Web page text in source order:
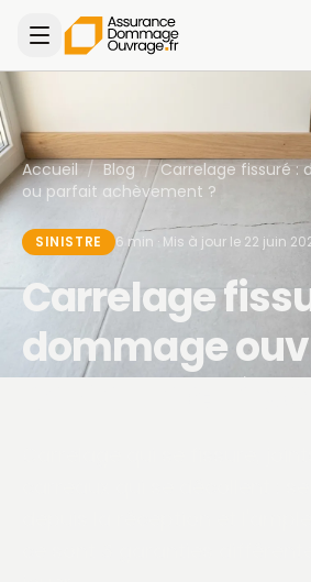
Accueil / Blog / Carrelage fissuré :
ou parfait achèvement ?
SINISTRE 6 min · Mis à jour le 22 juin
Carrelage
dommage
parfait